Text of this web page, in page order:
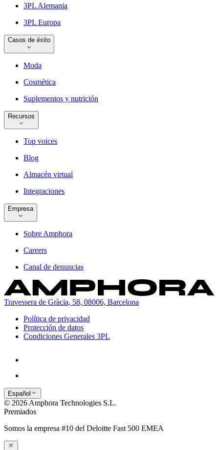
3PL Alemania
3PL Europa
Casos de éxito
Moda
Cosmética
Suplementos y nutrición
Recursos
Top voices
Blog
Almacén virtual
Integraciones
Empresa
Sobre Amphora
Careers
Canal de denuncias
Travessera de Gràcia, 58, 08006, Barcelona
Política de privacidad
Protección de datos
Condiciones Generales 3PL
Español
© 2026 Amphora Technologies S.L.
Premiados
Somos la empresa #10 del Deloitte Fast 500 EMEA